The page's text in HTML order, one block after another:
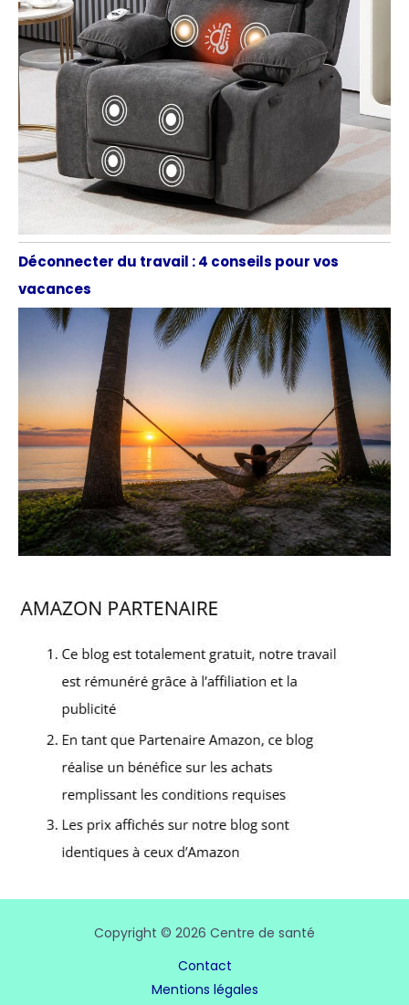
Déconnecter du travail : 4 conseils pour vos
vacances
Copyright © 2026 Centre de santé
Contact
Mentions légales